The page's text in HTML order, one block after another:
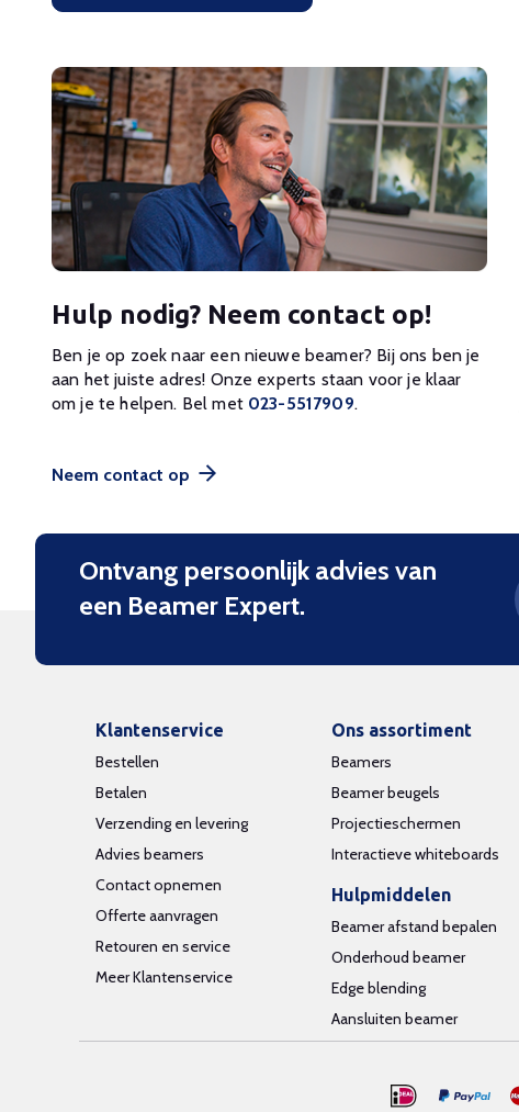
Hulp nodig? Neem contact op!
Ben je op zoek naar een nieuwe beamer? Bij ons ben je
aan het juiste adres! Onze experts staan voor je klaar
om je te helpen. Bel met 023-5517909.
Neem contact op
Ontvang persoonlijk advies van
een Beamer Expert.
Klantenservice
Bestellen
Betalen
Verzending en levering
Advies beamers
Contact opnemen
Offerte aanvragen
Retouren en service
Meer Klantenservice
Ons assortiment
Beamers
Beamer beugels
Projectieschermen
Interactieve whiteboards
Hulpmiddelen
Beamer afstand bepalen
Onderhoud beamer
Edge blending
Aansluiten beamer